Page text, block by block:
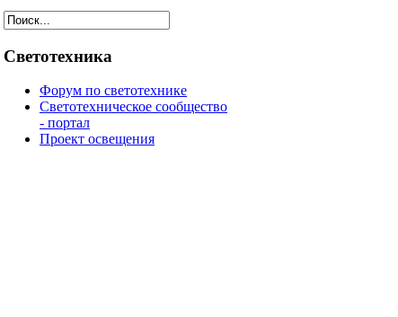
Светотехника
Форум по светотехнике
Светотехническое сообщество
- портал
Проект освещения